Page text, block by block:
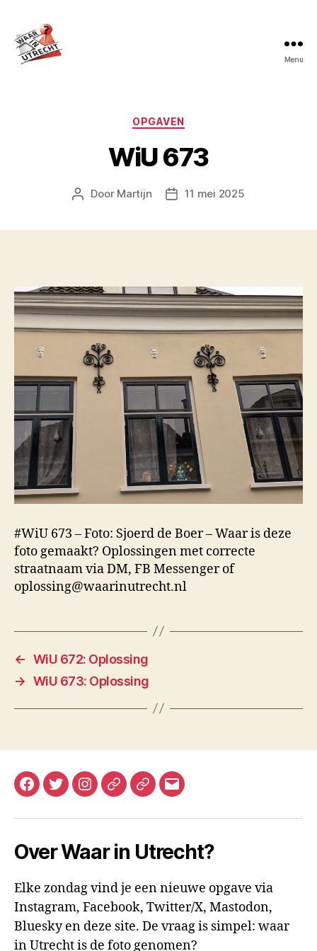
Menu
Categorieën
OPGAVEN
WiU 673
Berichtauteur
Door Martijn Berichtdatum
11 mei 2025
#WiU 673 – Foto: Sjoerd de Boer – Waar is deze
foto gemaakt? Oplossingen met correcte
straatnaam via DM, FB Messenger of
oplossing@waarinutrecht.nl
← WiU 672: Oplossing
→ WiU 673: Oplossing
Facebook
TwitterInstagramMastodon
Bluesky
E-
Over Waar in Utrecht?
Elke zondag vind je een nieuwe opgave via
Instagram, Facebook, Twitter/X, Mastodon,
Bluesky en deze site. De vraag is simpel: waar
in Utrecht is de foto genomen?